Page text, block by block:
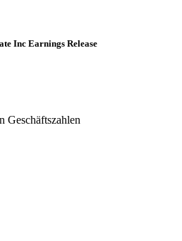
Inc Earnings Release
Geschäftszahlen